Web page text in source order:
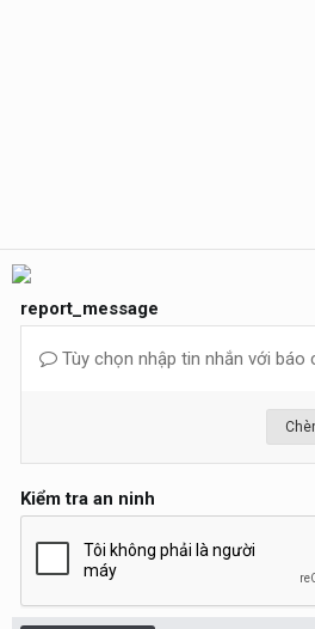
report_message
Tùy chọn nhập tin nhắn với báo
Kiểm tra an ninh